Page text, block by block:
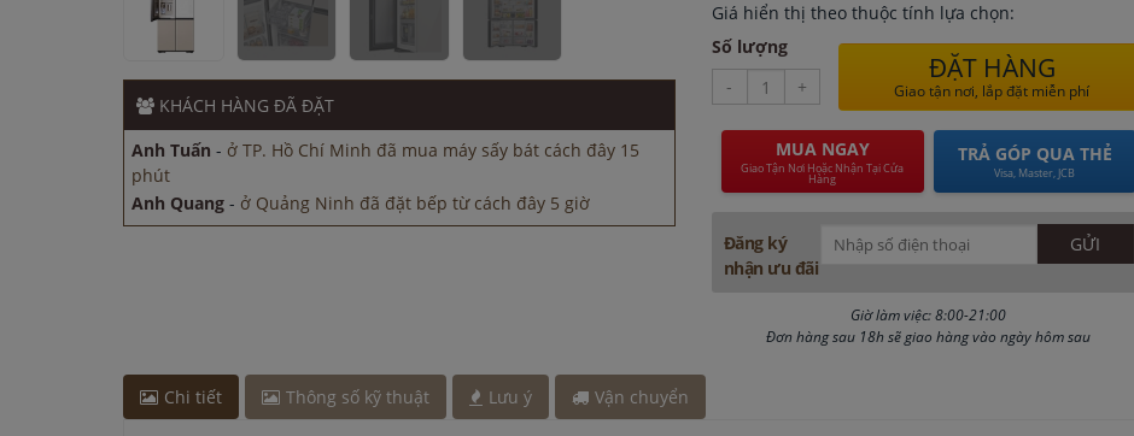
KHÁCH HÀNG ĐÃ ĐẶT
Anh Quang
ở Quảng Ninh đã đặt bếp từ cách đây 5 giờ
Anh Quang
ở Hải Dương đã đặt máy hút mùi cách đây 1 giờ
Anh Nam-ở Hải Phòng đã đặt máy hút mùi cách đây 30 phút
Chị Lan-ở Hà Nội đã đặt máy rửa bát cách đây 30 phút
Anh Tuấn-ở TP. Hồ Chí Minh đã mua máy sấy bát cách đây 15
phút
Anh Quang
Anh Quang - ở Hải Dương đã đặt máy hút mùi cách đây 1 giờ
Anh Quang- ở Hải Dương đã đặt máy hút mùi cách đây 1 giờ
Anh Nam- ở Hải Phòng đã đặt máy hút mùi cách đây 30 phút
Giá hiển thị theo thuộc tính lựa chọn:
Số lượng
-
+
ĐẶT HÀNG
Giao tận nơi, lắp đặt miễn phí
MUA NGAY
Giao Tận Nơi Hoặc Nhận Tại Cửa
Hàng
TRẢ GÓP QUA THẺ
Visa, Master, JCB
Đăng ký
nhận ưu đãi
Giờ làm việc: 8:00-21:00
Đơn hàng sau 18h sẽ giao hàng vào ngày hôm sau
Chi tiết Thông số kỹ thuật Lưu ý Vận chuyển